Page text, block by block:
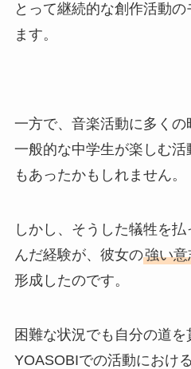
とって継続的な創作活動
ます。
一方で、音楽活動に多くの
一般的な中学生が楽しむ
もあったかもしれません。
しかし、そうした犠牲を
んだ経験が、彼女の強い
形成したのです。
困難な状況でも自分の道
YOASOBIでの活動におけ